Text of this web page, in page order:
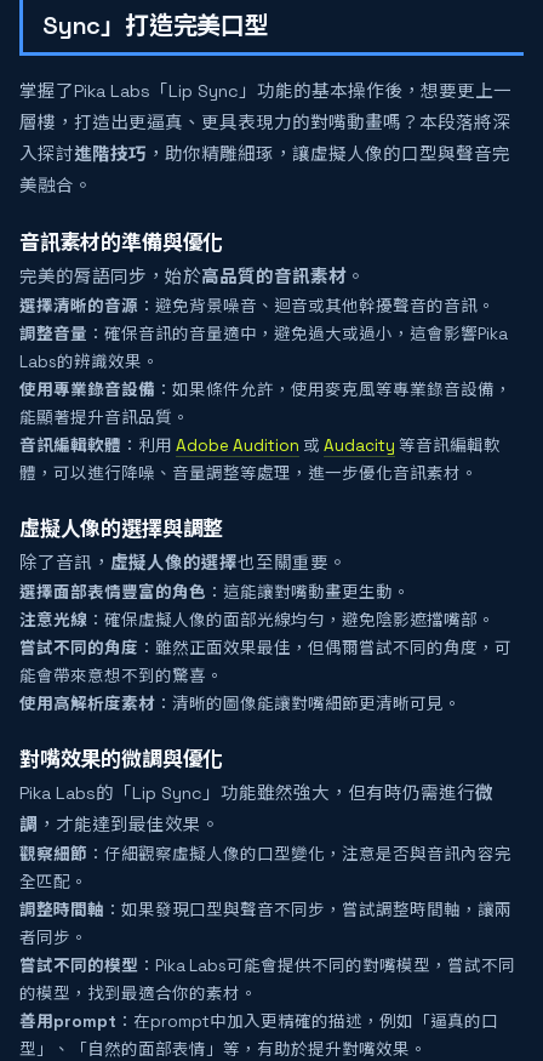
Sync」打造完美口型
掌握了Pika Labs「Lip Sync」功能的基本操作後，想要更上一
層樓，打造出更逼真、更具表現力的對嘴動畫嗎？本段落將深
入探討進階技巧 ，助你精雕細琢，讓虛擬人像的口型與聲音完
美融合。
音訊素材的準備與優化
完美的脣語同步，始於高品質的音訊素材 。
選擇清晰的音源 ：避免背景噪音、迴音或其他幹擾聲音的音訊。
調整音量 ：確保音訊的音量適中，避免過大或過小，這會影響Pika
Labs的辨識效果。
使用專業錄音設備 ：如果條件允許，使用麥克風等專業錄音設備，
能顯著提升音訊品質。
音訊編輯軟體 ：利用 Adobe Audition 或 Audacity 等音訊編輯軟
體，可以進行降噪、音量調整等處理，進一步優化音訊素材。
虛擬人像的選擇與調整
除了音訊， 虛擬人像的選擇也至關重要。
選擇面部表情豐富的角色 ：這能讓對嘴動畫更生動。
注意光線 ：確保虛擬人像的面部光線均勻，避免陰影遮擋嘴部。
嘗試不同的角度 ：雖然正面效果最佳，但偶爾嘗試不同的角度，可
能會帶來意想不到的驚喜。
使用高解析度素材 ：清晰的圖像能讓對嘴細節更清晰可見。
對嘴效果的微調與優化
Pika Labs的「Lip Sync」功能雖然強大，但有時仍需進行微
調 ，才能達到最佳效果。
觀察細節 ：仔細觀察虛擬人像的口型變化，注意是否與音訊內容完
全匹配。
調整時間軸 ：如果發現口型與聲音不同步，嘗試調整時間軸，讓兩
者同步。
嘗試不同的模型 ：Pika Labs可能會提供不同的對嘴模型，嘗試不同
的模型，找到最適合你的素材。
善用prompt ：在prompt中加入更精確的描述，例如「逼真的口
型」、「自然的面部表情」等，有助於提升對嘴效果。